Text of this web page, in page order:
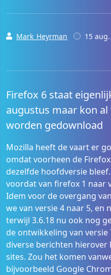
Mark_Heyrman
15 aug.
Firefox 6 staat
augustus maar kon
worden gedownload
Mozilla heeft de vaart er
omdat voorheen de
dezelfde hoofdversie
voordat van firefox 1 naar
Idem voor de overgang
we van versie 4 naar 5, en
terwijl 3.6.18 nu ook nog
de ontwikkeling van versie
diverse berichten hierover
sites. Zou het komen
bijvoorbeeld Google